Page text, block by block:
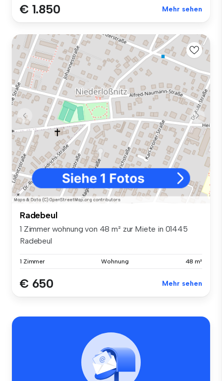
€ 1.850 Mehr sehen
Radebeul
1 Zimmer wohnung von 48 m² zur Miete in 01445
Radebeul
1 Zimmer Wohnung 48 m²
€ 650 Mehr sehen